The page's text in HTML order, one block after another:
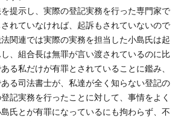
提示し、実際の登記実務を行った専門家で
れていなければ、起訴もされていないので
関連では実際の実務を担当した小島氏は起
、組合長は無罪が言い渡されているのに比
る私だけが有罪とされていることに鑑み、
る司法書士が、私達が全く知らない登記の
記実務を行ったことに対して、事情をよく
氏とが有罪になっているにも拘わらず、不